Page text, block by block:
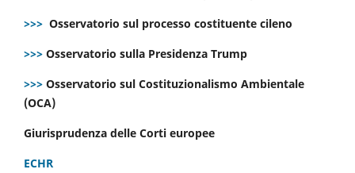
>>> Osservatorio sul processo costituente cileno
>>> Osservatorio sulla Presidenza Trump
>>> Osservatorio sul Costituzionalismo Ambientale
(OCA)
Giurisprudenza delle Corti europee
ECHR